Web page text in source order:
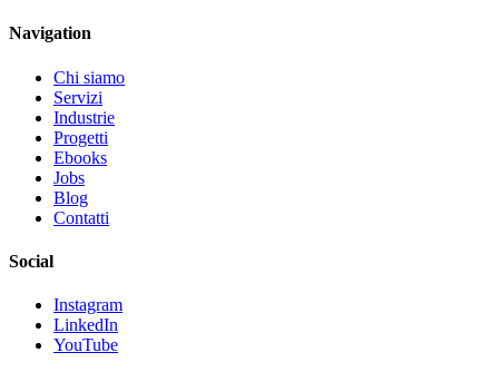
Navigation
Chi siamo
Servizi
Industrie
Progetti
Ebooks
Jobs
Blog
Contatti
Social
Instagram
LinkedIn
YouTube